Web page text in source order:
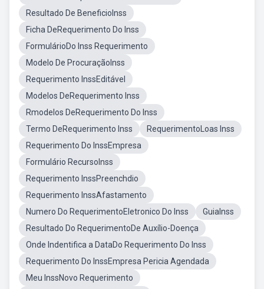
Resultado De BeneficioInss
Ficha DeRequerimento Do Inss
FormulárioDo Inss Requerimento
Modelo De ProcuraçãoInss
Requerimento InssEditável
Modelos DeRequerimento Inss
Rmodelos DeRequerimento Do Inss
Termo DeRequerimento Inss
RequerimentoLoas Inss
Requerimento Do InssEmpresa
Formulário RecursoInss
Requerimento InssPreenchdio
Requerimento InssAfastamento
Numero Do RequerimentoEletronico Do Inss
GuiaInss
Resultado Do RequerimentoDe Auxílio-Doença
Onde Indentifica a DataDo Requerimento Do Inss
Requerimento Do InssEmpresa Pericia Agendada
Meu InssNovo Requerimento